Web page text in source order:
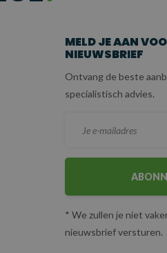
MELD JE AAN
NIEUWSBRIEF
Ontvang de beste
specialistisch advies.
* We zullen je niet
nieuwsbrief versturen.